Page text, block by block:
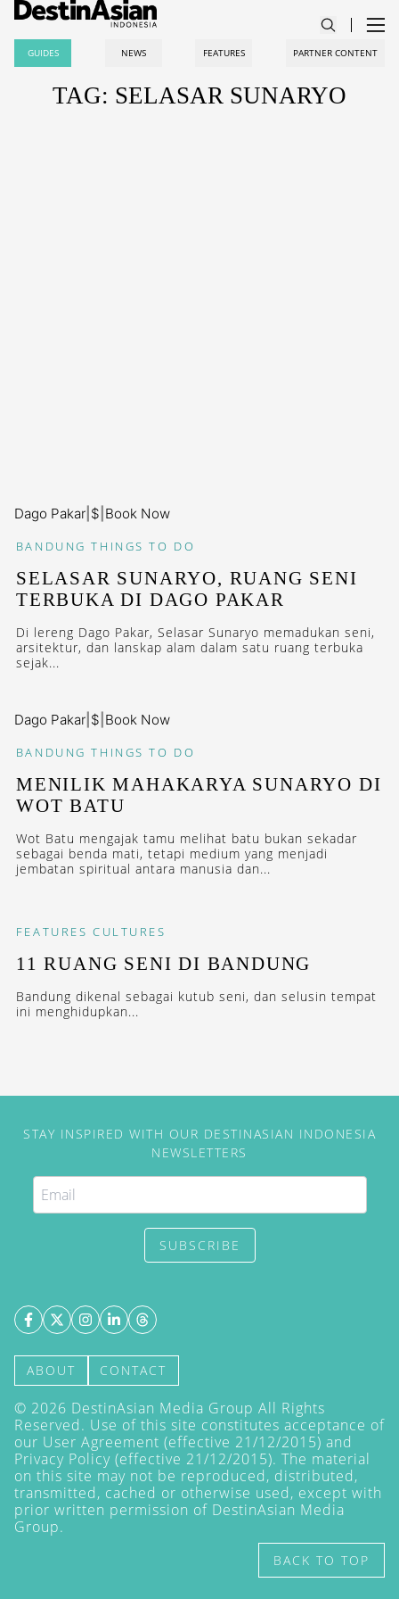
GUIDES NEWS FEATURES PARTNER CONTENT
TAG: SELASAR SUNARYO
Dago Pakar $ Book Now
BANDUNG THINGS TO DO
SELASAR SUNARYO, RUANG SENI
TERBUKA DI DAGO PAKAR
Di lereng Dago Pakar, Selasar Sunaryo memadukan seni,
arsitektur, dan lanskap alam dalam satu ruang terbuka
sejak...
Dago Pakar $ Book Now
BANDUNG THINGS TO DO
MENILIK MAHAKARYA SUNARYO DI
WOT BATU
Wot Batu mengajak tamu melihat batu bukan sekadar
sebagai benda mati, tetapi medium yang menjadi
jembatan spiritual antara manusia dan...
FEATURES CULTURES
11 RUANG SENI DI BANDUNG
Bandung dikenal sebagai kutub seni, dan selusin tempat
ini menghidupkan...
STAY INSPIRED WITH OUR DESTINASIAN INDONESIA
NEWSLETTERS
SUBSCRIBE
ABOUT CONTACT
© 2026 DestinAsian Media Group All Rights
Reserved. Use of this site constitutes acceptance of
our User Agreement (effective 21/12/2015) and
Privacy Policy (effective 21/12/2015). The material
on this site may not be reproduced, distributed,
transmitted, cached or otherwise used, except with
prior written permission of DestinAsian Media
Group.
BACK TO TOP